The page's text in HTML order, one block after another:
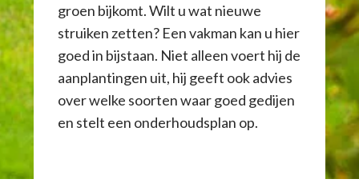
groen bijkomt. Wilt u wat nieuwe
struiken zetten? Een vakman kan u hier
goed in bijstaan. Niet alleen voert hij de
aanplantingen uit, hij geeft ook advies
over welke soorten waar goed gedijen
en stelt een onderhoudsplan op.